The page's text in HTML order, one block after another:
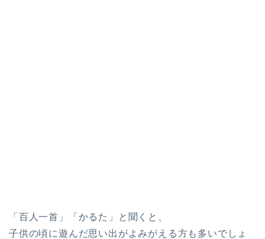
「百人一首」「かるた」と聞くと、
子供の頃に遊んだ思い出がよみがえる方も多いでしょ